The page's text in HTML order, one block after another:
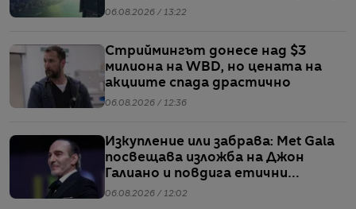
06.08.2026 / 13:22
Стриймингът донесе над $3
милиона на WBD, но цената на
акциите спада драстично
06.08.2026 / 12:36
Изкупление или забрава: Met Gala
посвещава изложба на Джон
Галиано и повдига етични
въпроси
06.08.2026 / 12:02